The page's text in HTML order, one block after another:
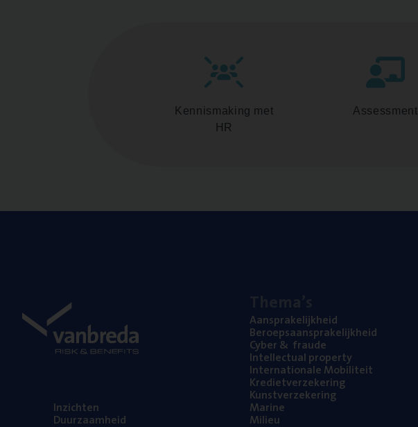
Kennismaking met
HR
Assessment
Inzich­ten
Duur­zaam­heid
Aan­spra­ke­lijk­heid
Beroeps­aan­spra­ke­lijk­heid
Cyber& fraude
Intel­lec­tu­al property
Inter­na­ti­o­na­le Mobiliteit
Kre­diet­ver­ze­ke­ring
Kunst­ver­ze­ke­ring
Mari­ne
Mili­eu